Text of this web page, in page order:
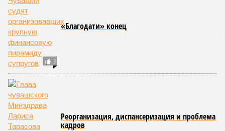
3
«Благодати» конец
Реорганизация, диспансеризация и проблема
кадров